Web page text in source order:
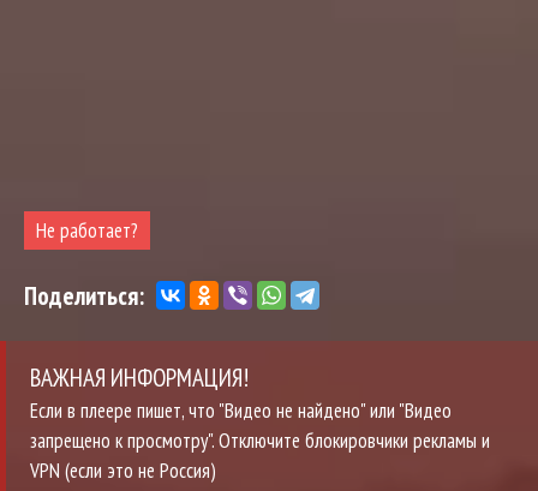
Не работает?
Поделиться:
ВАЖНАЯ ИНФОРМАЦИЯ!
Если в плеере пишет, что "Видео не найдено" или "Видео
запрещено к просмотру". Отключите блокировчики рекламы и
VPN (если это не Россия)